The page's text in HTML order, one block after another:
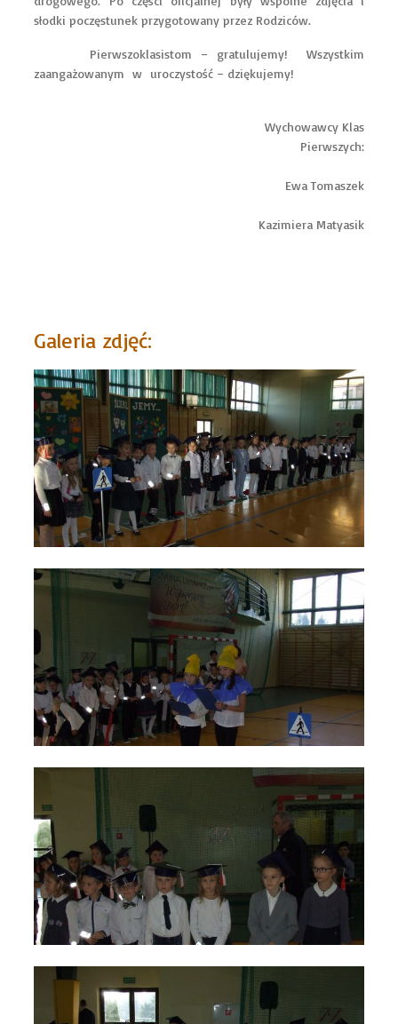
słodki poczęstunek przygotowany przez Rodziców.
Pierwszoklasistom – gratulujemy! Wszystkim
zaangażowanym w uroczystość – dziękujemy!
Wychowawcy Klas
Pierwszych:
Ewa Tomaszek
Kazimiera Matyasik
Galeria zdjęć: